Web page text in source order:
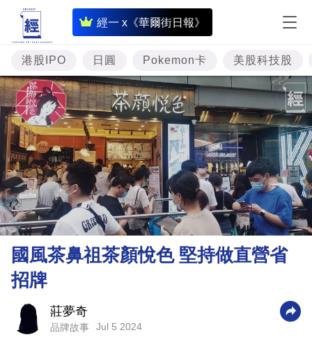
經一 x《華爾街日報》
即
時
財
經
專
題
投
資
樓
市
理
財
科
港股IPO 日圓 Pokemon卡 美股科技股
國風茶鼻祖茶顏悅色 堅持做直營省
招牌
莊夢奇
品牌故事 Jul 5 2024